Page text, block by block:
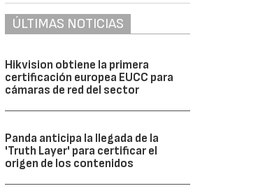
ÚLTIMAS NOTICIAS
Hikvision obtiene la primera
certificación europea EUCC para
cámaras de red del sector
Panda anticipa la llegada de la
'Truth Layer' para certificar el
origen de los contenidos